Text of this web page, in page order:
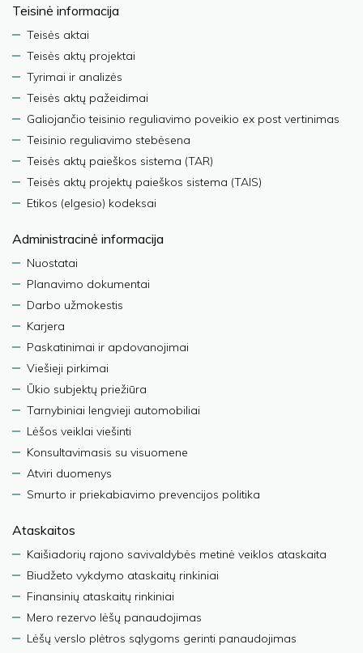
Teisinė informacija
Teisės aktai
Teisės aktų projektai
Tyrimai ir analizės
Teisės aktų pažeidimai
Galiojančio teisinio reguliavimo poveikio ex post vertinimas
Teisinio reguliavimo stebėsena
Teisės aktų paieškos sistema (TAR)
Teisės aktų projektų paieškos sistema (TAIS)
Etikos (elgesio) kodeksai
Administracinė informacija
Nuostatai
Planavimo dokumentai
Darbo užmokestis
Karjera
Paskatinimai ir apdovanojimai
Viešieji pirkimai
Ūkio subjektų priežiūra
Tarnybiniai lengvieji automobiliai
Lėšos veiklai viešinti
Konsultavimasis su visuomene
Atviri duomenys
Smurto ir priekabiavimo prevencijos politika
Ataskaitos
Kaišiadorių rajono savivaldybės metinė veiklos ataskaita
Biudžeto vykdymo ataskaitų rinkiniai
Finansinių ataskaitų rinkiniai
Mero rezervo lėšų panaudojimas
Lėšų verslo plėtros sąlygoms gerinti panaudojimas